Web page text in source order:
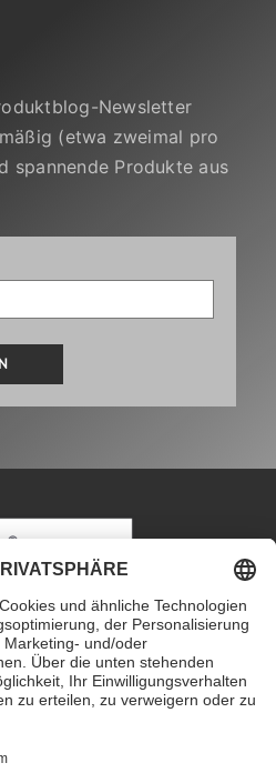
Newsletter
(etwa zweimal pro
spannende Produkte aus
GmbH | Wüstenbuch 26
| +49 9555 80994